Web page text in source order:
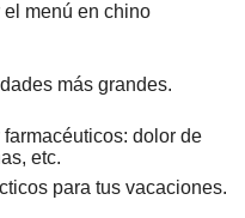
menú en chino
más grandes.
dolor de
etc.
para tus vacaciones.